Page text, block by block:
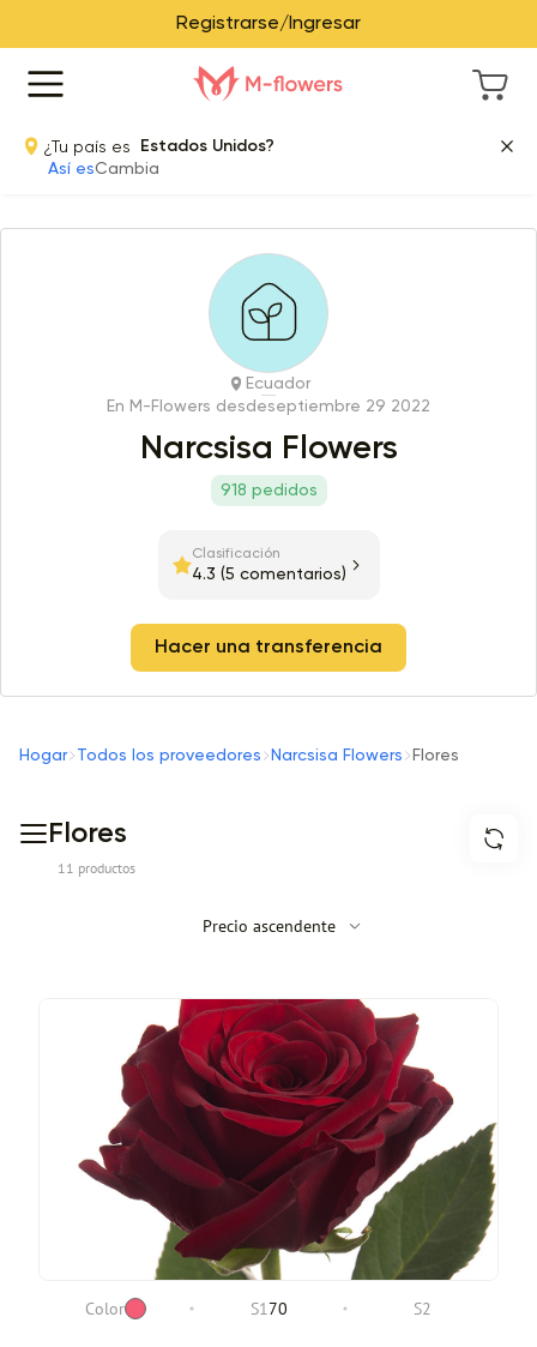
Registrarse/Ingresar
¿Tu país es
Estados Unidos?
Así esCambia
Ecuador
En M-Flowers desdeseptiembre 29 2022
Narcsisa Flowers
918 pedidos
Clasificación
4.3 (5 comentarios)
Hacer una transferencia
Hogar Todos los proveedores Narcsisa Flowers Flores
Flores
11 productos
Precio ascendente
Color S170 S2